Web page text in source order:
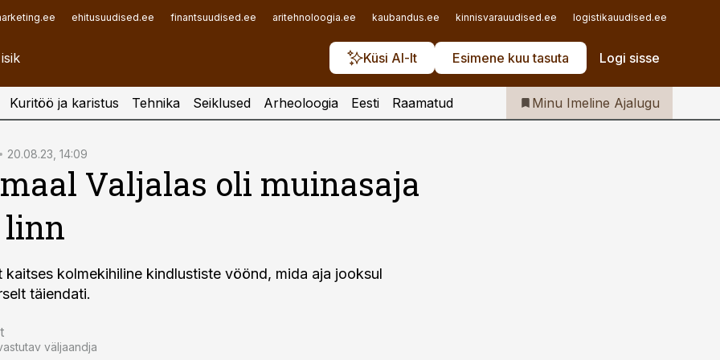
ehitusuudised.ee finantsuudised.ee aritehnoloogia.ee kaubandus.ee kinnisvarauudised.ee logistikauudised.ee
Küsi AI-lt Esimene kuu tasuta Logi sisse
Iseteenindus
Telli Imeline Ajalugu
Kuritöö ja karistus Tehnika Seiklused Arheoloogia Eesti Raamatud Minu Imeline Ajalugu
20.08.23, 14:09
Valjalas oli muinasaja
linn
kaitses kolmekihiline kindlustiste vöönd, mida aja jooksul
täiendati.
väljaandja